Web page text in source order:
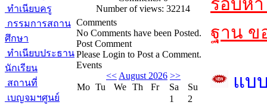
ทำเนียบครู
กรรมการสถาน
ศึกษา
ทำเนียบประธาน
นักเรียน
สถานที่
เบญจมฯศูนย์
Number of views: 32214
Comments
No Comments have been Posted.
Post Comment
Please Login to Post a Comment.
Events
<< August 2026 >>
Mo Tu We Th Fr Sa
Su
1
2
ฐาน ข
แบ